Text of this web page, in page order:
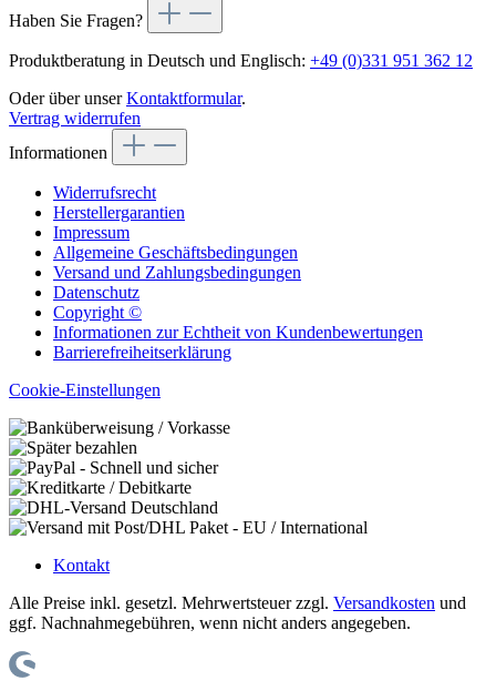
Haben Sie Fragen?
Produktberatung in Deutsch und Englisch: +49 (0)331 951 362 12
Oder über unserKontaktformular.
Vertrag widerrufen
Informationen
Widerrufsrecht
Herstellergarantien
Impressum
Allgemeine Geschäftsbedingungen
Versand und Zahlungsbedingungen
Datenschutz
Copyright ©
Informationen zur Echtheit von Kundenbewertungen
Barrierefreiheitserklärung
Cookie-Einstellungen
Kontakt
Alle Preise inkl. gesetzl. Mehrwertsteuer zzgl. Versandkosten und
ggf. Nachnahmegebühren, wenn nicht anders angegeben.